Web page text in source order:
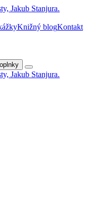
Knižný blogKontakt